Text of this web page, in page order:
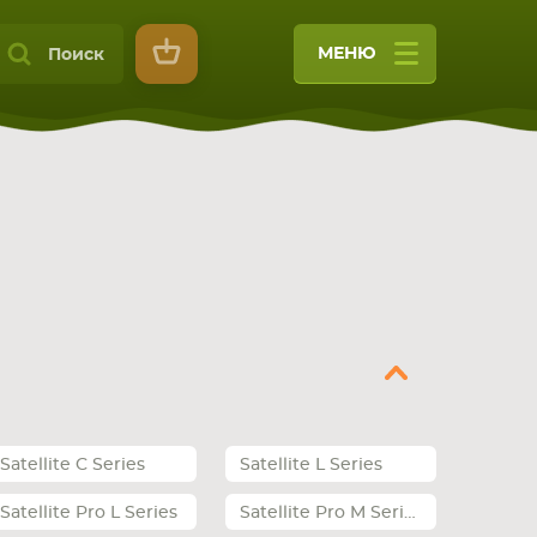
Поиск МЕНЮ
Satellite C Series Satellite L Series
Satellite Pro L Series Satellite Pro M Series